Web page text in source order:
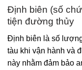
Định biên (số
tiện đường thủy
Định biên là số
tàu khi vận hành và
này nhằm đảm bảo